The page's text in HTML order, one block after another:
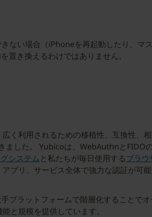
ない場合（iPhoneを再起動したり、マ
置き換えるわけではありません。
く利用されるための移植性、互換性、
ました。 Yubicoは、WebAuthnとFIDO
システムと私たちが毎日使用するブラウ
プリ、サービス全体で強力な認証が可
ラットフォームで階層化することで
と規模を提供しています。